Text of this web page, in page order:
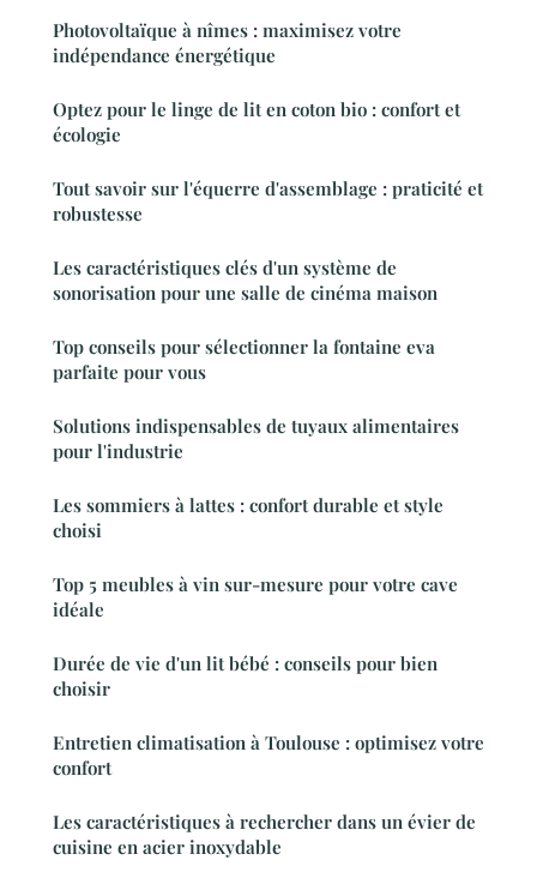
Photovoltaïque à nîmes : maximisez votre
indépendance énergétique
Optez pour le linge de lit en coton bio : confort et
écologie
Tout savoir sur l'équerre d'assemblage : praticité et
robustesse
Les caractéristiques clés d'un système de
sonorisation pour une salle de cinéma maison
Top conseils pour sélectionner la fontaine eva
parfaite pour vous
Solutions indispensables de tuyaux alimentaires
pour l'industrie
Les sommiers à lattes : confort durable et style
choisi
Top 5 meubles à vin sur-mesure pour votre cave
idéale
Durée de vie d'un lit bébé : conseils pour bien
choisir
Entretien climatisation à Toulouse : optimisez votre
confort
Les caractéristiques à rechercher dans un évier de
cuisine en acier inoxydable